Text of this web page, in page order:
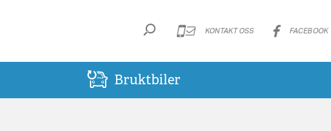
KONTAKT OSS FACEBOOK
Bruktbiler